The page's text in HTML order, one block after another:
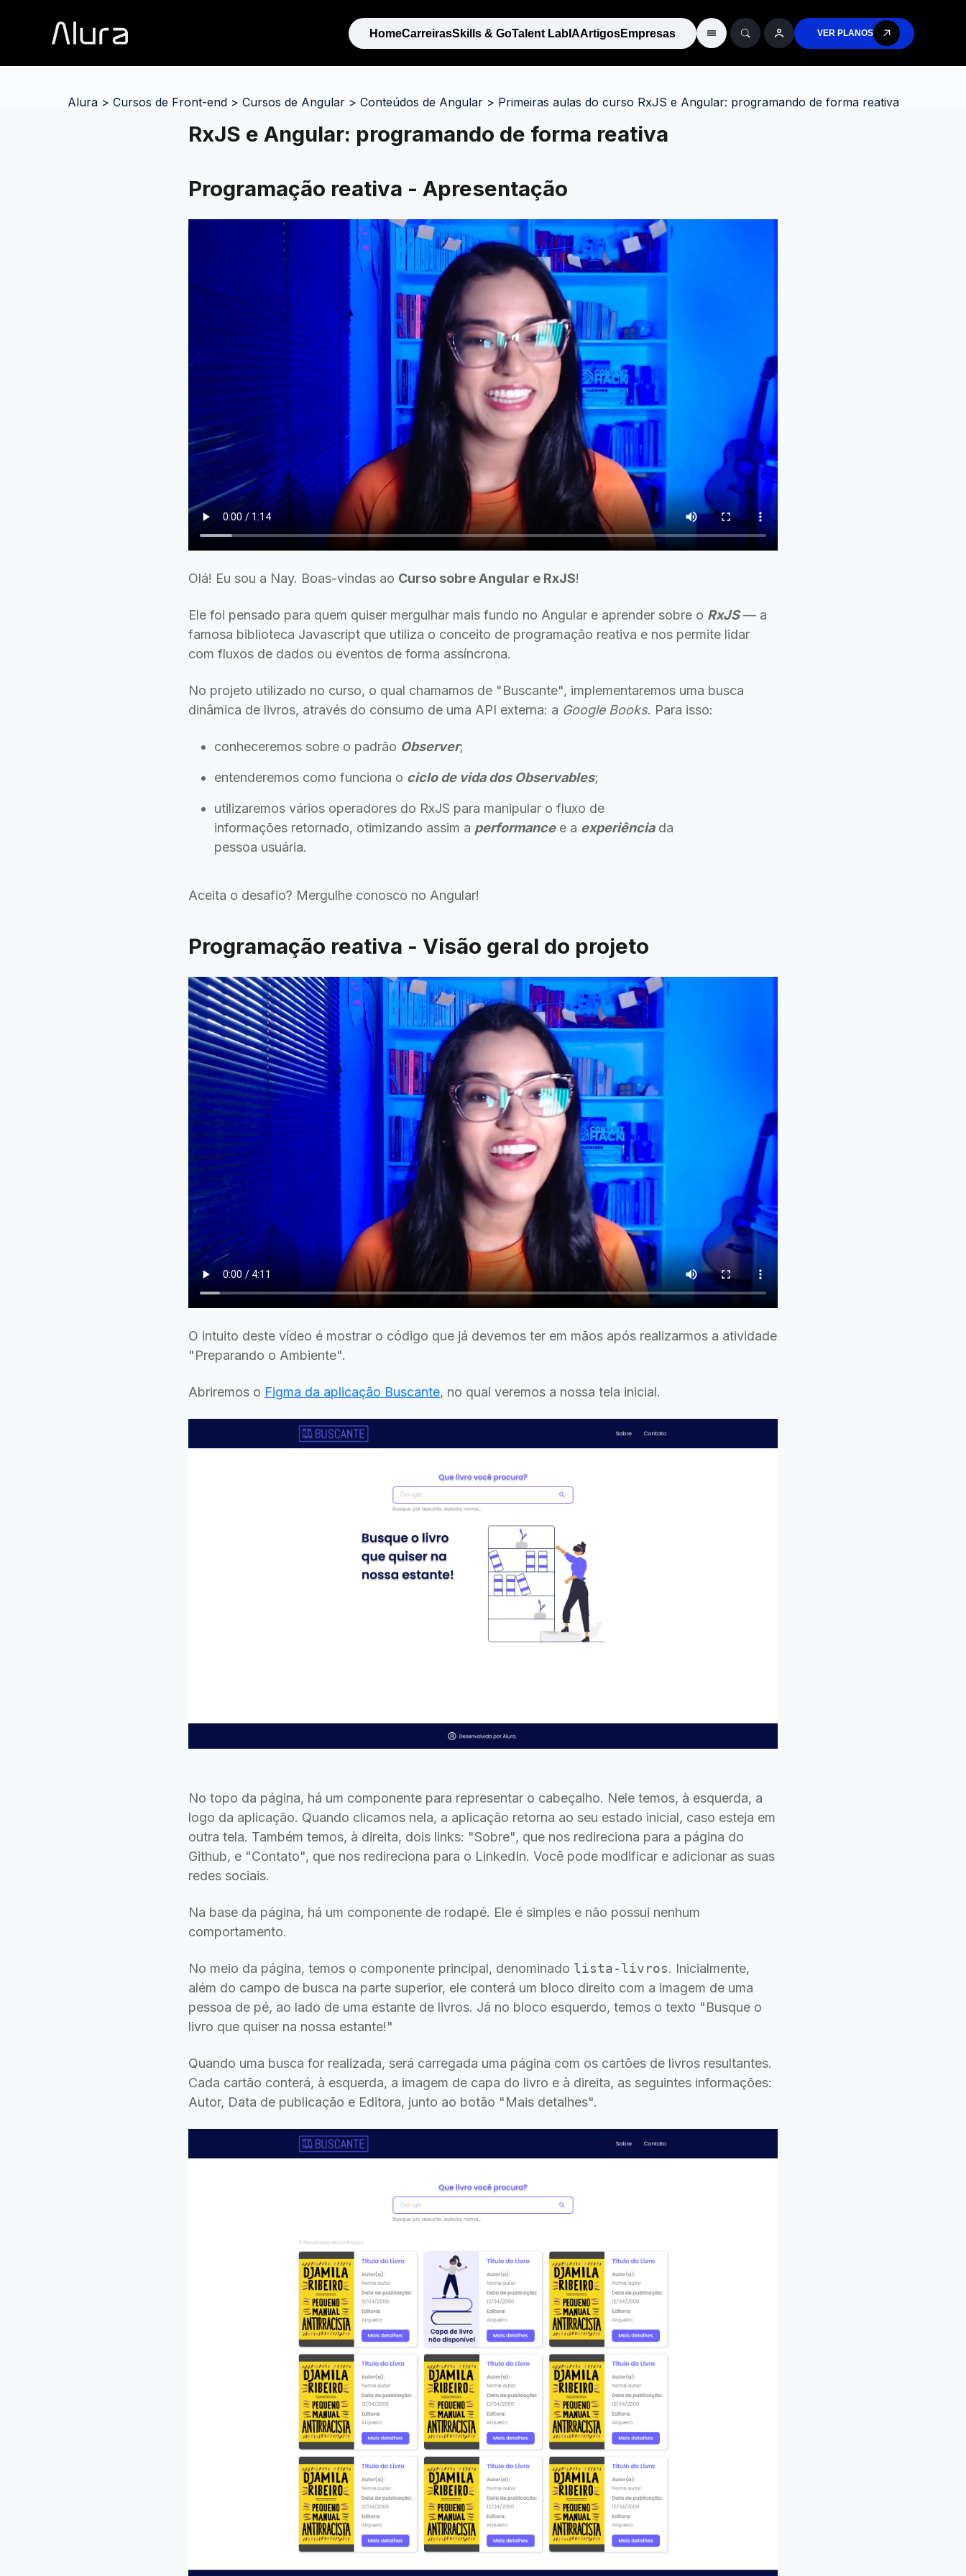
HomeCarreirasSkills & GoTalent Lab IAArtigosEmpresas VER PLANOS
Alura> Cursos de Front-end> Cursos de Angular> Conteúdos de Angular> Primeiras aulas do curso RxJS e Angular: programando de forma reativa
RxJS e Angular: programando de forma reativa
Programação reativa - Apresentação
Olá! Eu sou a Nay. Boas-vindas ao Curso sobre Angular e RxJS!
Ele foi pensado para quem quiser mergulhar mais fundo no Angular e aprender sobre o RxJS— a
famosa biblioteca Javascript que utiliza o conceito de programação reativa e nos permite lidar
com fluxos de dados ou eventos de forma assíncrona.
No projeto utilizado no curso, o qual chamamos de "Buscante", implementaremos uma busca
dinâmica de livros, através do consumo de uma API externa: a Google Books. Para isso:
conheceremos sobre o padrão Observer;
entenderemos como funciona o ciclo de vida dos Observables;
utilizaremos vários operadores do RxJS para manipular o fluxo de
informações retornado, otimizando assim a performancee a experiênciada
pessoa usuária.
Aceita o desafio? Mergulhe conosco no Angular!
Programação reativa - Visão geral do projeto
O intuito deste vídeo é mostrar o código que já devemos ter em mãos após realizarmos a atividade
"Preparando o Ambiente".
Abriremos o Figma da aplicação Buscante, no qual veremos a nossa tela inicial.
No topo da página, há um componente para representar o cabeçalho. Nele temos, à esquerda, a
logo da aplicação. Quando clicamos nela, a aplicação retorna ao seu estado inicial, caso esteja em
outra tela. Também temos, à direita, dois links: "Sobre", que nos redireciona para a página do
Github, e "Contato", que nos redireciona para o LinkedIn. Você pode modificar e adicionar as suas
redes sociais.
Na base da página, há um componente de rodapé. Ele é simples e não possui nenhum
comportamento.
No meio da página, temos o componente principal, denominado lista-livros. Inicialmente,
além do campo de busca na parte superior, ele conterá um bloco direito com a imagem de uma
pessoa de pé, ao lado de uma estante de livros. Já no bloco esquerdo, temos o texto "Busque o
livro que quiser na nossa estante!"
Quando uma busca for realizada, será carregada uma página com os cartões de livros resultantes.
Cada cartão conterá, à esquerda, a imagem de capa do livro e à direita, as seguintes informações:
Autor, Data de publicação e Editora, junto ao botão "Mais detalhes".